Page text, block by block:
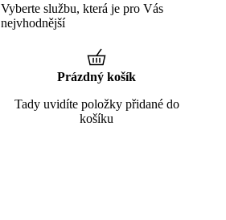
Vyberte službu, která je pro Vás
nejvhodnější
Prázdný košík
Tady uvidíte položky přidané do
košíku